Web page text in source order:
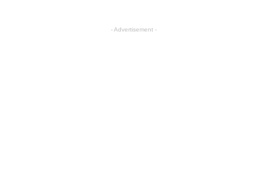
- Advertisement -